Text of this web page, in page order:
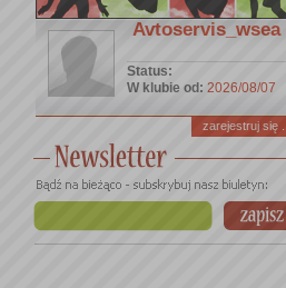
Avtoservis_wsea
Status:
W klubie od: 2026/08/07
zarejestruj się ...